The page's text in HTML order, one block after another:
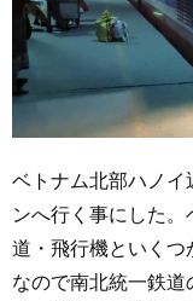
ベトナム北部ハノイ
ンへ行く事にした
道・飛行機といくつ
なので南北統一鉄道